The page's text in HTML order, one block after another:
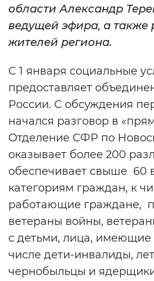
области Александр
ведущей эфира, а также
жителей региона.
С 1 января социальные
предоставляет
России. С обсуждения
начался разговор в
Отделение СФР по
оказывает более 200
обеспечивает свыше 60
категориям граждан, к
работающие граждане,
ветераны войны,
с детьми, лица, имеющие
числе дети-инвалиды,
чернобыльцы и